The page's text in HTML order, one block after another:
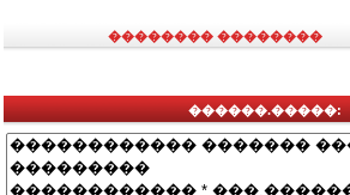
�������� ��������
������.�����: